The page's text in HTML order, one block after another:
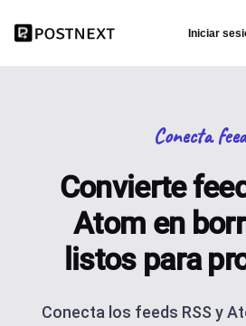
Iniciar
Conecta
Convierte
Atom en
listos para
Conecta los feeds RSS y